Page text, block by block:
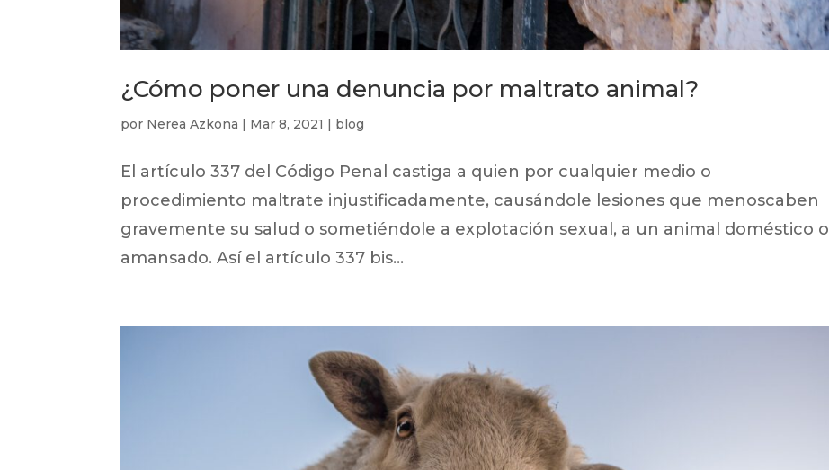
¿Cómo poner una denuncia por maltrato animal?
por Nerea Azkona | Mar 8, 2021 | blog
El artículo 337 del Código Penal castiga a quien por cualquier medio o
procedimiento maltrate injustificadamente, causándole lesiones que menoscaben
gravemente su salud o sometiéndole a explotación sexual, a un animal doméstico o
amansado. Así el artículo 337 bis...